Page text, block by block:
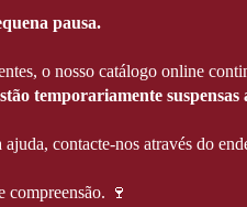
pausa.
o nosso catálogo online
temporariamente suspensas
ajuda, contacte-nos através do
compreensão. 🍷